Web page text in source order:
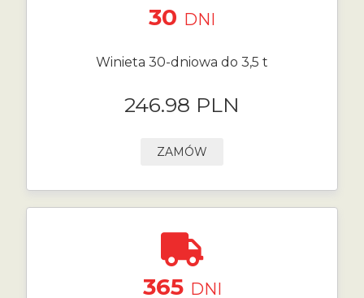
30 DNI
Winieta 30-dniowa do 3,5 t
246.98 PLN
ZAMÓW
365 DNI